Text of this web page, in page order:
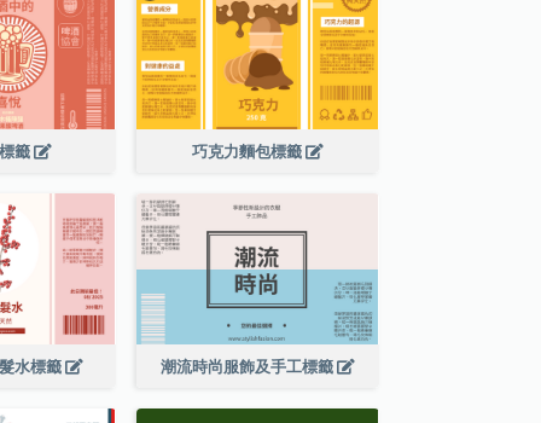
籤 巧克力麵包標籤
水標籤 潮流時尚服飾及手工標籤